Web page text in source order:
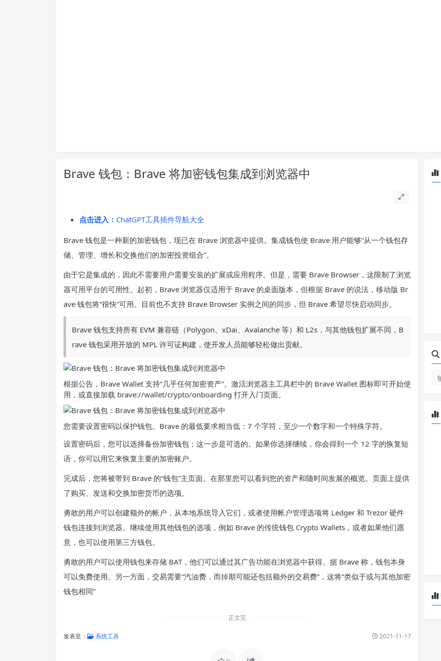
Brave 钱包：Brave 将加密钱包集成到浏览器中
点击进入： ChatGPT工具插件导航大全
Brave 钱包是一种新的加密钱包，现已在 Brave 浏览器中提供。集成钱包使 Brave 用户能够“从一个钱包存
储、管理、增长和交换他们的加密投资组合”。
由于它是集成的，因此不需要用户需要安装的扩展或应用程序。但是，需要 Brave Browser，这限制了浏览
器可用平台的可用性。起初，Brave 浏览器仅适用于 Brave 的桌面版本，但根据 Brave 的说法，移动版 Br
ave 钱包将“很快”可用。目前也不支持 Brave Browser 实例之间的同步，但 Brave 希望尽快启动同步。
Brave 钱包支持所有 EVM 兼容链（Polygon、xDai、Avalanche 等）和 L2s，与其他钱包扩展不同，B
rave 钱包采用开放的 MPL 许可证构建，使开发人员能够轻松做出贡献。
根据公告，Brave Wallet 支持“几乎任何加密资产”。激活浏览器主工具栏中的 Brave Wallet 图标即可开始使
用，或直接加载 brave://wallet/crypto/onboarding 打开入门页面。
您需要设置密码以保护钱包。Brave 的最低要求相当低：7 个字符，至少一个数字和一个特殊字符。
设置密码后，您可以选择备份加密钱包；这一步是可选的。如果你选择继续，你会得到一个 12 字的恢复短
语，你可以用它来恢复主要的加密账户。
完成后，您将被带到 Brave 的“钱包”主页面。在那里您可以看到您的资产和随时间发展的概览。页面上提供
了购买、发送和交换加密货币的选项。
勇敢的用户可以创建额外的帐户，从本地系统导入它们，或者使用帐户管理选项将 Ledger 和 Trezor 硬件
钱包连接到浏览器。继续使用其他钱包的选项，例如 Brave 的传统钱包 Crypto Wallets，或者如果他们愿
意，也可以使用第三方钱包。
勇敢的用户可以使用钱包来存储 BAT，他们可以通过其广告功能在浏览器中获得。据 Brave 称，钱包本身
可以免费使用。另一方面，交易需要“汽油费，而掉期可能还包括额外的交易费”，这将“类似于或与其他加密
钱包相同”
正文完
发表至： 系统工具 2021-11-17